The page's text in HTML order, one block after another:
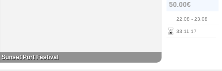
50.00€
22.08 - 23.08
33:11 :17
Sunset Port Festival